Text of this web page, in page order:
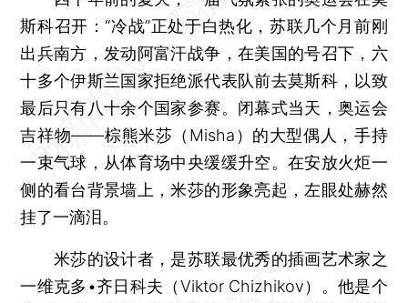
斯科召开：“冷战”正处于白热化，苏联几个月前刚
出兵南方，发动阿富汗战争，在美国的号召下，六
十多个伊斯兰国家拒绝派代表队前去莫斯科，以致
最后只有八十余个国家参赛。闭幕式当天，奥运会
吉祥物——棕熊米莎（Misha）的大型偶人，手持
一束气球，从体育场中央缓缓升空。在安放火炬一
侧的看台背景墙上，米莎的形象亮起，左眼处赫然
挂了一滴泪。
米莎的设计者，是苏联最优秀的插画艺术家之
一维克多•齐日科夫（Viktor Chizhikov）。他是个